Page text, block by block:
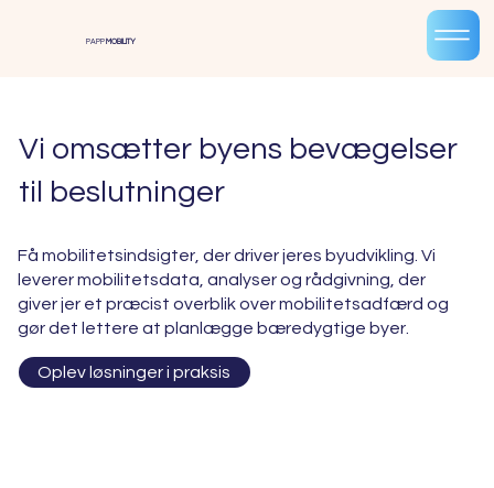
PAPP MOBILITY
Vi omsætter byens bevægelser
til beslutninger
Få mobilitetsindsigter, der driver jeres byudvikling. Vi
leverer mobilitetsdata, analyser og rådgivning, der
giver jer et præcist overblik over mobilitetsadfærd og
gør det lettere at planlægge bæredygtige byer.
Oplev løsninger i praksis